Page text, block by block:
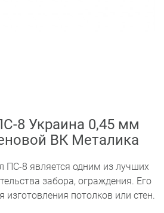
8 Украина 0,45 мм
ВК Металика
ПС-8 является одним из лучших
забора, ограждения. Его
потолков или стен.